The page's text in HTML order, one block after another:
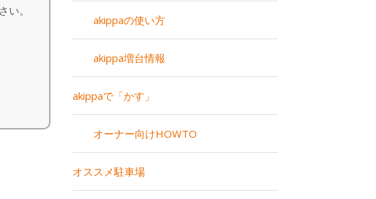
。
akippaの使い方
akippa増台情報
akippaで「かす」
オーナー向けHOWTO
オススメ駐車場